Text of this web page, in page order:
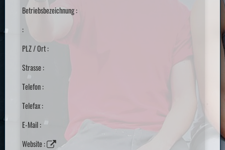
Betriebsbezeichnung :
:
PLZ / Ort :
Strasse :
Telefon :
Telefax :
E-Mail :
Website :